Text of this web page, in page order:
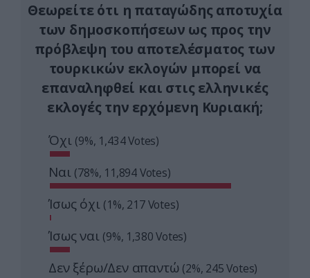
Θεωρείτε ότι η παταγώδης αποτυχία
των δημοσκοπήσεων ως προς την
πρόβλεψη του αποτελέσματος των
τουρκικών εκλογών μπορεί να
επαναληφθεί και στις ελληνικές
εκλογές την ερχόμενη Κυριακή;
Όχι (9%, 1,434 Votes)
Ναι (78%, 11,894 Votes)
Ίσως όχι (1%, 217 Votes)
Ίσως ναι (9%, 1,380 Votes)
Δεν ξέρω/Δεν απαντώ (2%, 245 Votes)